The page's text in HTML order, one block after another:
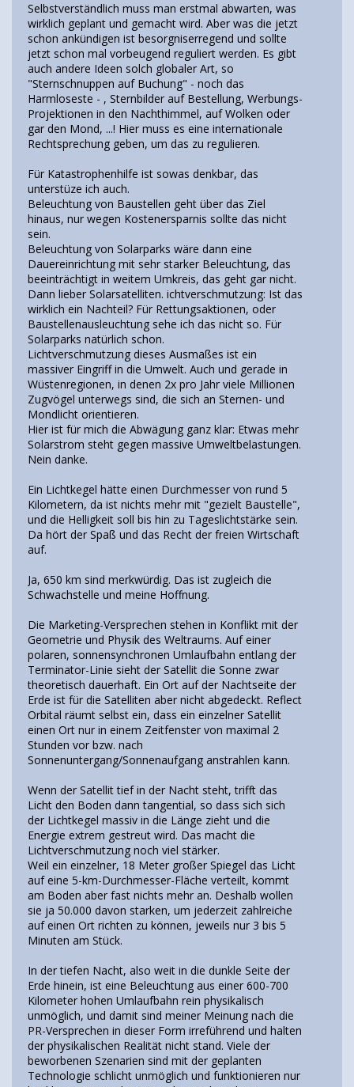
Selbstverständlich muss man erstmal abwarten, was
wirklich geplant und gemacht wird. Aber was die jetzt
schon ankündigen ist besorgniserregend und sollte
jetzt schon mal vorbeugend reguliert werden. Es gibt
auch andere Ideen solch globaler Art, so
"Sternschnuppen auf Buchung" - noch das
Harmloseste - , Sternbilder auf Bestellung, Werbungs-
Projektionen in den Nachthimmel, auf Wolken oder
gar den Mond, ...! Hier muss es eine internationale
Rechtsprechung geben, um das zu regulieren.
Für Katastrophenhilfe ist sowas denkbar, das
unterstüze ich auch.
Beleuchtung von Baustellen geht über das Ziel
hinaus, nur wegen Kostenersparnis sollte das nicht
sein.
Beleuchtung von Solarparks wäre dann eine
Dauereinrichtung mit sehr starker Beleuchtung, das
beeinträchtigt in weitem Umkreis, das geht gar nicht.
Dann lieber Solarsatelliten. ichtverschmutzung: Ist das
wirklich ein Nachteil? Für Rettungsaktionen, oder
Baustellenausleuchtung sehe ich das nicht so. Für
Solarparks natürlich schon.
Lichtverschmutzung dieses Ausmaßes ist ein
massiver Eingriff in die Umwelt. Auch und gerade in
Wüstenregionen, in denen 2x pro Jahr viele Millionen
Zugvögel unterwegs sind, die sich an Sternen- und
Mondlicht orientieren.
Hier ist für mich die Abwägung ganz klar: Etwas mehr
Solarstrom steht gegen massive Umweltbelastungen.
Nein danke.
Ein Lichtkegel hätte einen Durchmesser von rund 5
Kilometern, da ist nichts mehr mit "gezielt Baustelle",
und die Helligkeit soll bis hin zu Tageslichtstärke sein.
Da hört der Spaß und das Recht der freien Wirtschaft
auf.
Ja, 650 km sind merkwürdig. Das ist zugleich die
Schwachstelle und meine Hoffnung.
Die Marketing-Versprechen stehen in Konflikt mit der
Geometrie und Physik des Weltraums. Auf einer
polaren, sonnensynchronen Umlaufbahn entlang der
Terminator-Linie sieht der Satellit die Sonne zwar
theoretisch dauerhaft. Ein Ort auf der Nachtseite der
Erde ist für die Satelliten aber nicht abgedeckt. Reflect
Orbital räumt selbst ein, dass ein einzelner Satellit
einen Ort nur in einem Zeitfenster von maximal 2
Stunden vor bzw. nach
Sonnenuntergang/Sonnenaufgang anstrahlen kann.
Wenn der Satellit tief in der Nacht steht, trifft das
Licht den Boden dann tangential, so dass sich sich
der Lichtkegel massiv in die Länge zieht und die
Energie extrem gestreut wird. Das macht die
Lichtverschmutzung noch viel stärker.
Weil ein einzelner, 18 Meter großer Spiegel das Licht
auf eine 5-km-Durchmesser-Fläche verteilt, kommt
am Boden aber fast nichts mehr an. Deshalb wollen
sie ja 50.000 davon starken, um jederzeit zahlreiche
auf einen Ort richten zu können, jeweils nur 3 bis 5
Minuten am Stück.
In der tiefen Nacht, also weit in die dunkle Seite der
Erde hinein, ist eine Beleuchtung aus einer 600-700
Kilometer hohen Umlaufbahn rein physikalisch
unmöglich, und damit sind meiner Meinung nach die
PR-Versprechen in dieser Form irreführend und halten
der physikalischen Realität nicht stand. Viele der
beworbenen Szenarien sind mit der geplanten
Technologie schlicht unmöglich und funktionieren nur